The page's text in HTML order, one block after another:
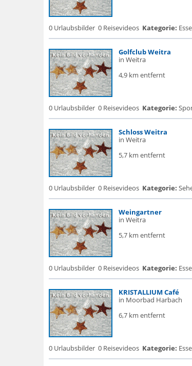
0 Urlaubsbilder 0 Reisevideos Kategorie:
Golfclub Weitra
in Weitra
4,9 km entfernt
0 Urlaubsbilder 0 Reisevideos Kategorie:
Schloss Weitra
in Weitra
5,7 km entfernt
0 Urlaubsbilder 0 Reisevideos Kategorie:
Weingartner
in Weitra
5,7 km entfernt
0 Urlaubsbilder 0 Reisevideos Kategorie:
KRISTALLIUM Café
in Moorbad Harbach
6,7 km entfernt
0 Urlaubsbilder 0 Reisevideos Kategorie: